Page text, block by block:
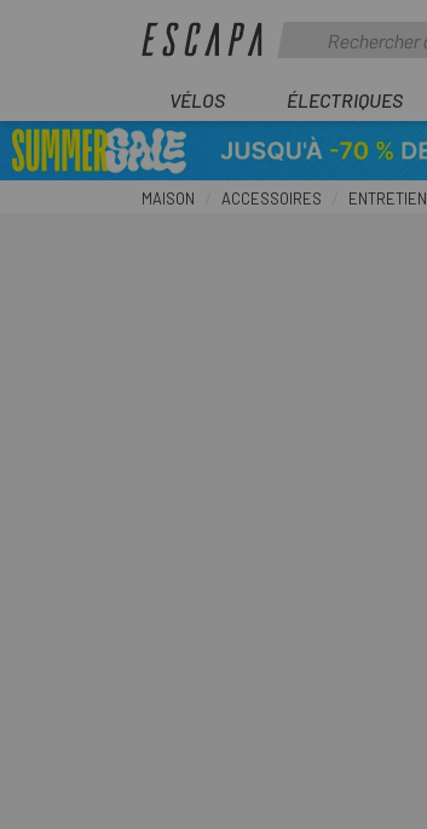
VÉLOS ÉLECTRIQUES
MAISON ACCESSOIRES ENTRETIEN